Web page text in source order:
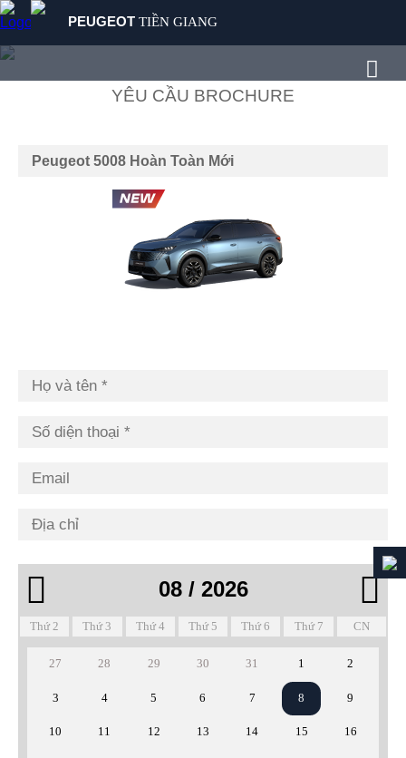
PEUGEOT TIỀN GIANG
TIN TỨC
YÊU CẦU BROCHURE
 08 / 2026 
Thứ 2 Thứ 3 Thứ 4 Thứ 5 Thứ 6 Thứ 7 CN
27 28 29 30 31 1 2
3 4 5 6 7 8 9
10 11 12 13 14 15 16